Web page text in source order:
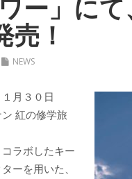
ー」に
！
NEWS
月３０日
紅の修学旅
ラボしたキー
ーを用いた、